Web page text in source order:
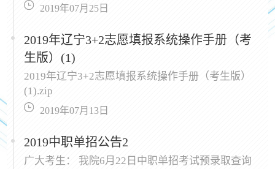
2019年07月25日
2019年辽宁3+2志愿填报系统操作手册（考
生版）(1)
2019年辽宁3+2志愿填报系统操作手册（考生版）
(1).zip
2019年07月13日
2019中职单招公告2
广大考生： 我院6月22日中职单招考试预录取查询